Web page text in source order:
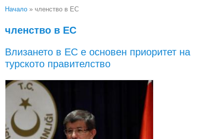
Начало » членство в ЕС
членство в ЕС
Влизането в ЕС е основен приоритет на
турското правителство